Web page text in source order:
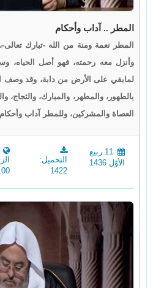
المطر .. آداب وأحكام
المطر نعمة ومنة من الله -تبارك تعالى-
وأنزل معه رحمته، فهو أصل الحياه،
لمابقي على الأرض من دابة، وقد وصف
بالطهور، والمطهر، والمبارك، والثجاج،
العصاة والمشركين، وللمطر آداب وأحكام
11 ربيع
الأوّل 1436
التحميل:
1422